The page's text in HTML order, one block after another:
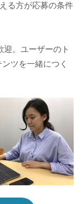
る方が応募の条件
迎。ユーザーのト
ツを一緒につく